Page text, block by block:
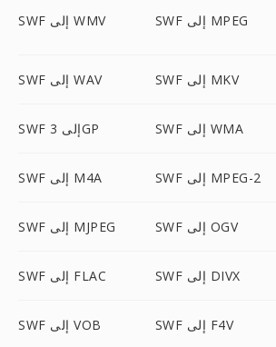
SWF إلى WMV SWF إلى MPEG
SWF إلى WAV SWF إلى MKV
SWF إلى 3GP SWF إلى WMA
SWF إلى M4A SWF إلى MPEG-2
SWF إلى MJPEG SWF إلى OGV
SWF إلى FLAC SWF إلى DIVX
SWF إلى VOB SWF إلى F4V